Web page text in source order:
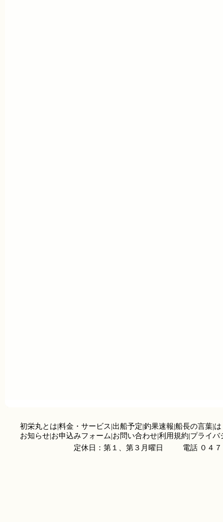
初栄丸とは|料金・サービス|出船予定|釣果速報|船長の言葉|
お知らせ|お申込みフォーム|お問い合わせ|利用規約|プライバ
定休日：第１、第３月曜日
電話 ０４